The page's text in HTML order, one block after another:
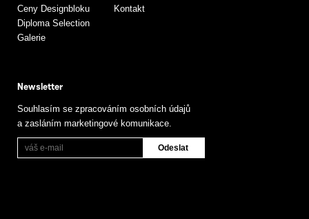
Ceny Designbloku
Diploma Selection
Galerie
Kontakt
Newsletter
Souhlasím se zpracováním osobních údajů
a zasláním marketingové komunikace.